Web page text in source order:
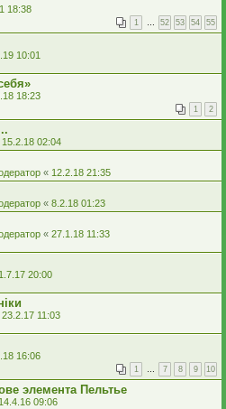
18:38
1 … 52 53 54 55
10:01
18:23
1 2
15.2.18 02:04
« 12.2.18 21:35
« 8.2.18 01:23
« 27.1.18 11:33
1.7.17 20:00
23.2.17 11:03
16:06
1 … 7 8 9 10
элемента Пельтье
14.4.16 09:06